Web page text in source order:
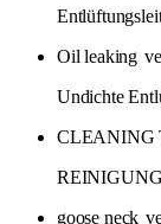
Oil leaking
Undichte
CLEANING
goose neck